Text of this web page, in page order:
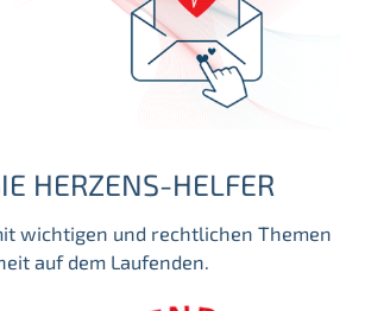
HERZENS-HELFER
wichtigen und rechtlichen Themen
auf dem Laufenden.